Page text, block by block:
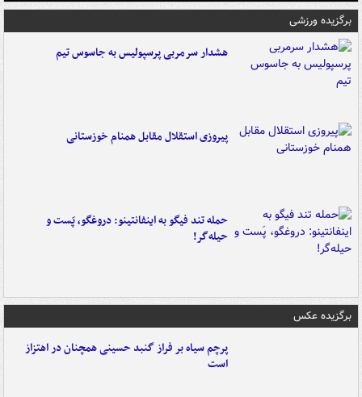
برگزیده ورزشی
هشدار سرمربی پرسپولیس به جاسوس تیم
پیروزی استقلال مقابل همنام خوزستانی
حمله تند فیگو به اینفانتینو: دروغگو، پَست‌ و
حیله‌گر!
برگزیده عکس
پرچم سیاه بر فراز گنبد حسینی همچنان در اهتزاز
است